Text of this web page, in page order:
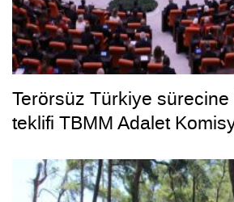
Terörsüz Türkiye
teklifi TBMM Adalet